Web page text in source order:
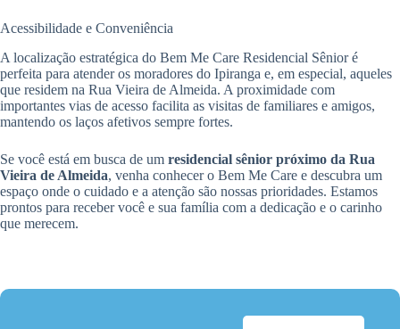
Acessibilidade e Conveniência
A localização estratégica do Bem Me Care Residencial Sênior é
perfeita para atender os moradores do Ipiranga e, em especial, aqueles
que residem na Rua Vieira de Almeida. A proximidade com
importantes vias de acesso facilita as visitas de familiares e amigos,
mantendo os laços afetivos sempre fortes.
Se você está em busca de um residencial sênior próximo da Rua
Vieira de Almeida, venha conhecer o Bem Me Care e descubra um
espaço onde o cuidado e a atenção são nossas prioridades. Estamos
prontos para receber você e sua família com a dedicação e o carinho
que merecem.